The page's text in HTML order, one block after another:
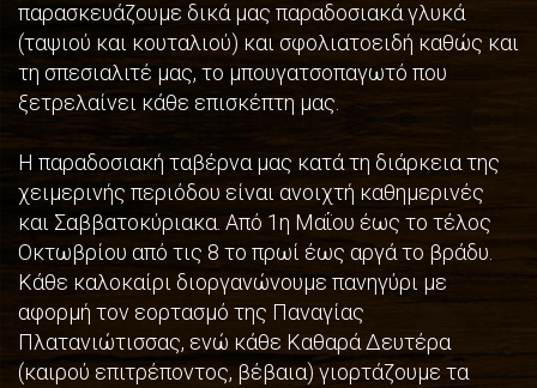
παρασκευάζουμε δικά μας παραδοσιακά γλυκά
(ταψιού και κουταλιού) και σφολιατοειδή καθώς και
τη σπεσιαλιτέ μας, το μπουγατσοπαγωτό που
ξετρελαίνει κάθε επισκέπτη μας.
Η παραδοσιακή ταβέρνα μας κατά τη διάρκεια της
χειμερινής περιόδου είναι ανοιχτή καθημερινές
και Σαββατοκύριακα. Από 1η Μαΐου έως το τέλος
Οκτωβρίου από τις 8 το πρωί έως αργά το βράδυ.
Κάθε καλοκαίρι διοργανώνουμε πανηγύρι με
αφορμή τον εορτασμό της Παναγίας
Πλατανιώτισσας, ενώ κάθε Καθαρά Δευτέρα
(καιρού επιτρέποντος, βέβαια) γιορτάζουμε τα